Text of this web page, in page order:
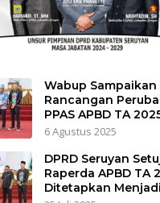
Wabup Sampaikan
Rancangan
PPAS APBD TA
6 Agustus 2025
DPRD Seruyan
Raperda APBD TA
Ditetapkan